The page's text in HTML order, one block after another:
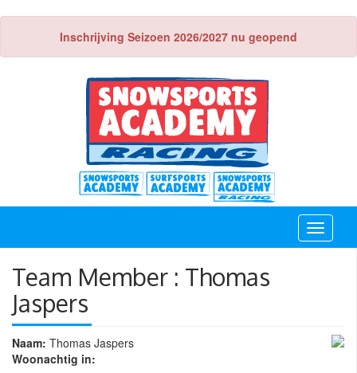
Inschrijving Seizoen 2026/2027 nu geopend
Toggle
Team Member : Thomas
Jaspers
Naam: Thomas Jaspers
Woonachtig in: